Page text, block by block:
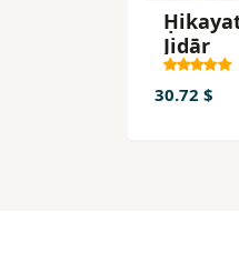
Jidār
30.72 $